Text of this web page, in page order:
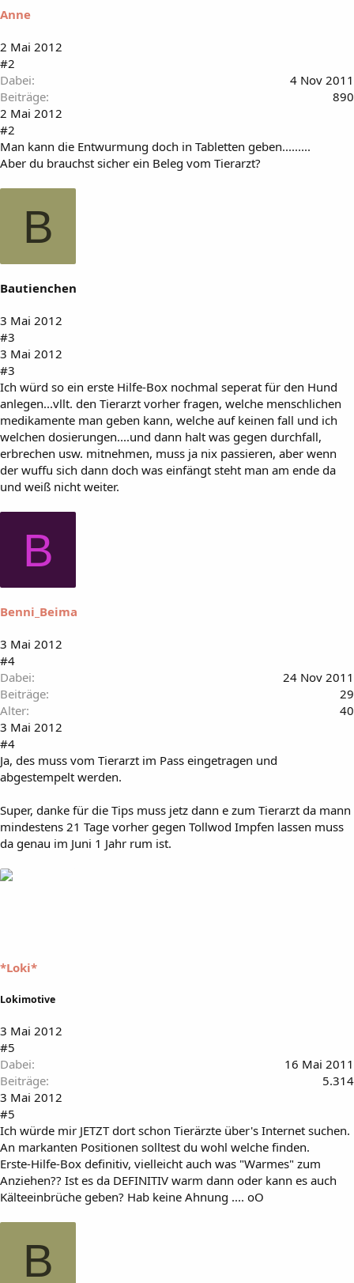
Anne
2 Mai 2012
#2
Dabei
4 Nov 2011
Beiträge
890
2 Mai 2012
#2
Man kann die Entwurmung doch in Tabletten geben.........
Aber du brauchst sicher ein Beleg vom Tierarzt?
B
Bautienchen
3 Mai 2012
#3
3 Mai 2012
#3
Ich würd so ein erste Hilfe-Box nochmal seperat für den Hund
anlegen...vllt. den Tierarzt vorher fragen, welche menschlichen
medikamente man geben kann, welche auf keinen fall und ich
welchen dosierungen....und dann halt was gegen durchfall,
erbrechen usw. mitnehmen, muss ja nix passieren, aber wenn
der wuffu sich dann doch was einfängt steht man am ende da
und weiß nicht weiter.
B
Benni_Beima
3 Mai 2012
#4
Dabei
24 Nov 2011
Beiträge
29
Alter
40
3 Mai 2012
#4
Ja, des muss vom Tierarzt im Pass eingetragen und
abgestempelt werden.
Super, danke für die Tips muss jetz dann e zum Tierarzt da mann
mindestens 21 Tage vorher gegen Tollwod Impfen lassen muss
da genau im Juni 1 Jahr rum ist.
*Loki*
Lokimotive
3 Mai 2012
#5
Dabei
16 Mai 2011
Beiträge
5.314
3 Mai 2012
#5
Ich würde mir JETZT dort schon Tierärzte über's Internet suchen.
An markanten Positionen solltest du wohl welche finden.
Erste-Hilfe-Box definitiv, vielleicht auch was "Warmes" zum
Anziehen?? Ist es da DEFINITIV warm dann oder kann es auch
Kälteeinbrüche geben? Hab keine Ahnung .... oO
B